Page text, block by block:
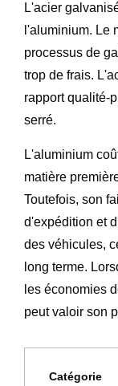
L'acier
l'aluminium. Le
processus de
trop de frais.
rapport qualité-
serré.
L'aluminium
matière
Toutefois, son
d'expédition et
des véhicules,
long terme.
les économies
peut valoir son
Catégorie